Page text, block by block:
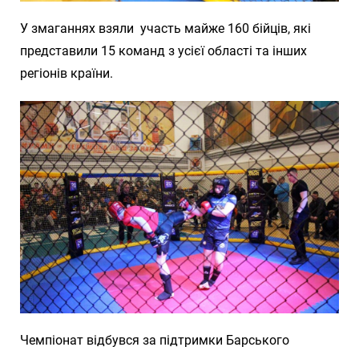
У змаганнях взяли участь майже 160 бійців, які
представили 15 команд з усієї області та інших
регіонів країни.
Чемпіонат відбувся за підтримки Барського